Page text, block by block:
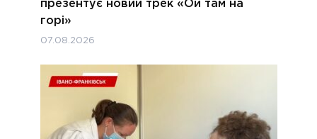
презентує новий трек «Ой там на
горі»
07.08.2026